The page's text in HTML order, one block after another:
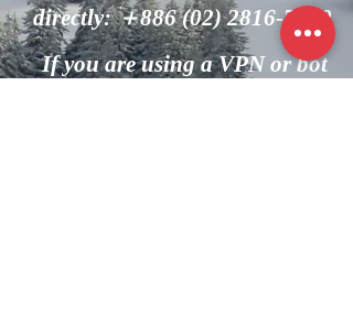
directly: ＋886(02) 2816-7600
If you are using a VPN or bot